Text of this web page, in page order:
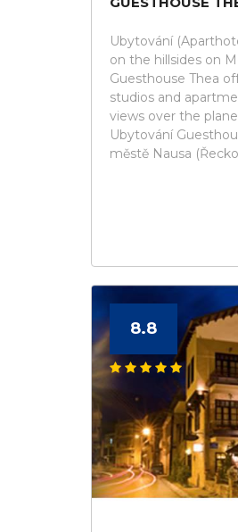
Ubytování
on the hillsides on
Guesthouse Thea
studios and
views over the
Ubytování
městě Nausa
8.8